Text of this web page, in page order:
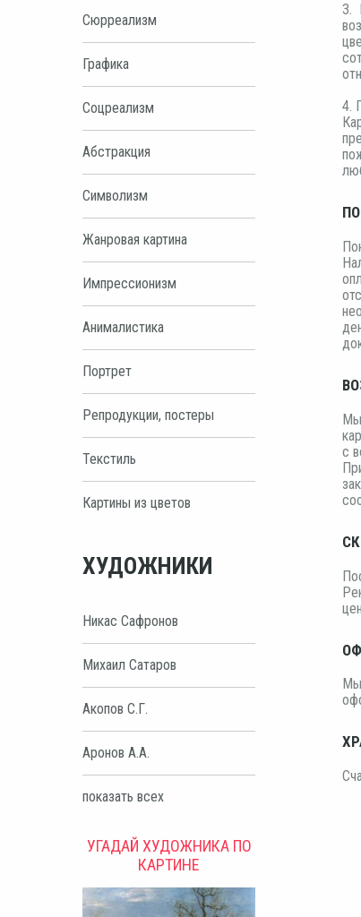
Сюрреализм
Графика
Соцреализм
Абстракция
Символизм
Жанровая картина
Импрессионизм
Анималистика
Портрет
Репродукции, постеры
Текстиль
Картины из цветов
ХУДОЖНИКИ
Никас Сафронов
Михаил Сатаров
Акопов С.Г.
Аронов А.А.
показать всех
УГАДАЙ ХУДОЖНИКА ПО
КАРТИНЕ
3.
4.
Мы
с